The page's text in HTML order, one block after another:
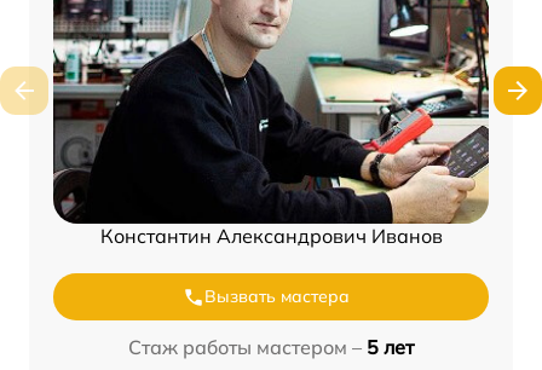
Константин Александрович Иванов
Вызвать мастера
Стаж работы мастером – 5 лет